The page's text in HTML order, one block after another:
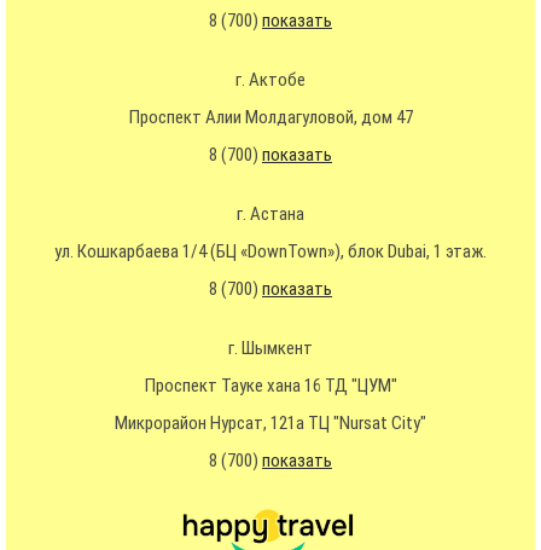
8 (700) показать
г. Актобе
Проспект Алии Молдагуловой, дом 47
8 (700) показать
г. Астана
ул. Кошкарбаева 1/4 (БЦ «DownTown»), блок Dubai, 1 этаж.
8 (700) показать
г. Шымкент
Проспект Тауке хана 16 ТД "ЦУМ"
Микрорайон Нурсат, 121а ТЦ "Nursat City"
8 (700) показать